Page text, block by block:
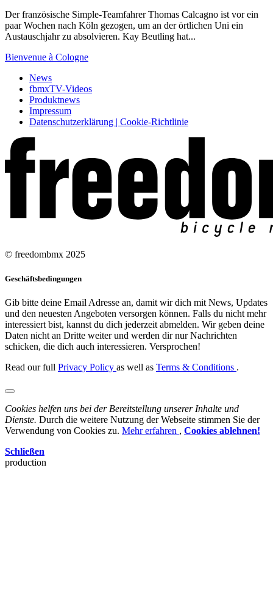
Der französische Simple-Teamfahrer Thomas Calcagno ist vor ein
paar Wochen nach Köln gezogen, um an der örtlichen Uni ein
Austauschjahr zu absolvieren. Kay Beutling hat...
Bienvenue à Cologne
News
fbmxTV-Videos
Produktnews
Impressum
Datenschutzerklärung | Cookie-Richtlinie
© freedombmx 2025
Geschäftsbedingungen
Gib bitte deine Email Adresse an, damit wir dich mit News, Updates
und den neuesten Angeboten versorgen können. Falls du nicht mehr
interessiert bist, kannst du dich jederzeit abmelden. Wir geben deine
Daten nicht an Dritte weiter und werden dir nur Nachrichten
schicken, die dich auch interessieren. Versprochen!
Read our full Privacy Policy as well as Terms & Conditions .
Cookies helfen uns bei der Bereitstellung unserer Inhalte und
Dienste. Durch die weitere Nutzung der Webseite stimmen Sie der
Verwendung von Cookies zu. Mehr erfahren , Cookies ablehnen!
Schließen
production